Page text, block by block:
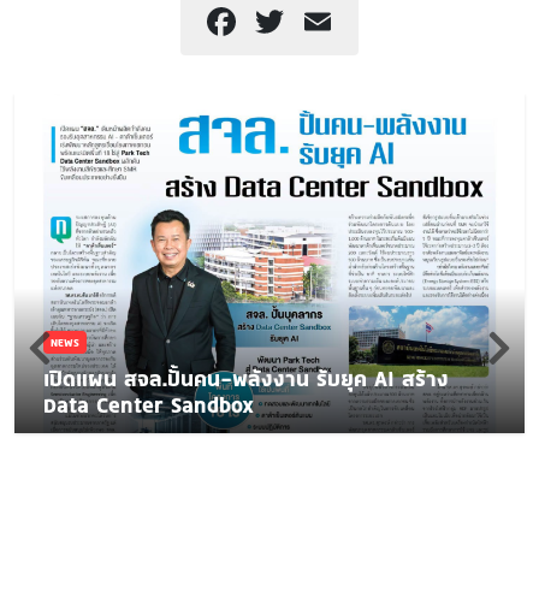
Facebook
Twitter
NEWS
เปิดแผน สจล.ปั้นคน-พลังงาน รับยุค AI สร้าง
Data Center Sandbox